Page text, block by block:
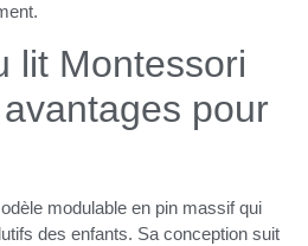
lit Montessori
pour
modulable en pin massif qui
des enfants. Sa conception suit